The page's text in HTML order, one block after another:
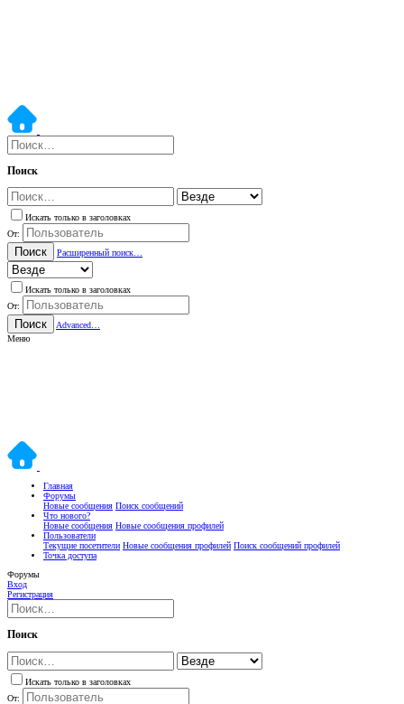
Поиск
Искать только в заголовках
От:
Поиск Расширенный поиск…
Искать только в заголовках
От:
Поиск
Advanced…
Меню
Главная
Форумы
Новые сообщения Поиск сообщений
Что нового?
Новые сообщения Новые сообщения профилей
Пользователи
Текущие посетители Новые сообщения профилей Поиск сообщений профилей
Точка доступа
Форумы
Вход
Регистрация
Поиск
Искать только в заголовках
От: